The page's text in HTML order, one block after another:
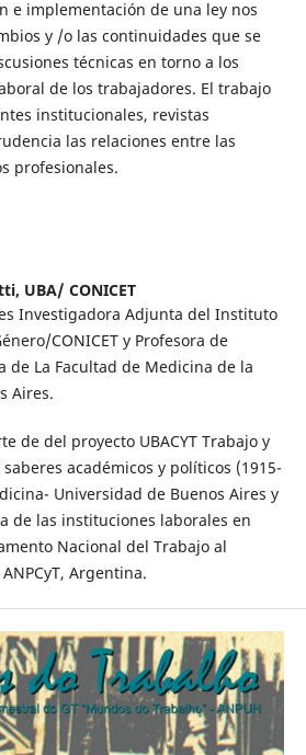
e implementación de una ley nos
y /o las continuidades que se
técnicas en torno a los
de los trabajadores. El trabajo
institucionales, revistas
las relaciones entre las
profesionales.
UBA/ CONICET
Investigadora Adjunta del Instituto
CONICET y Profesora de
de La Facultad de Medicina de la
Aires.
de del proyecto UBACYT Trabajo y
académicos y políticos (1915-
Universidad de Buenos Aires y
de las instituciones laborales en
Nacional del Trabajo al
Argentina.